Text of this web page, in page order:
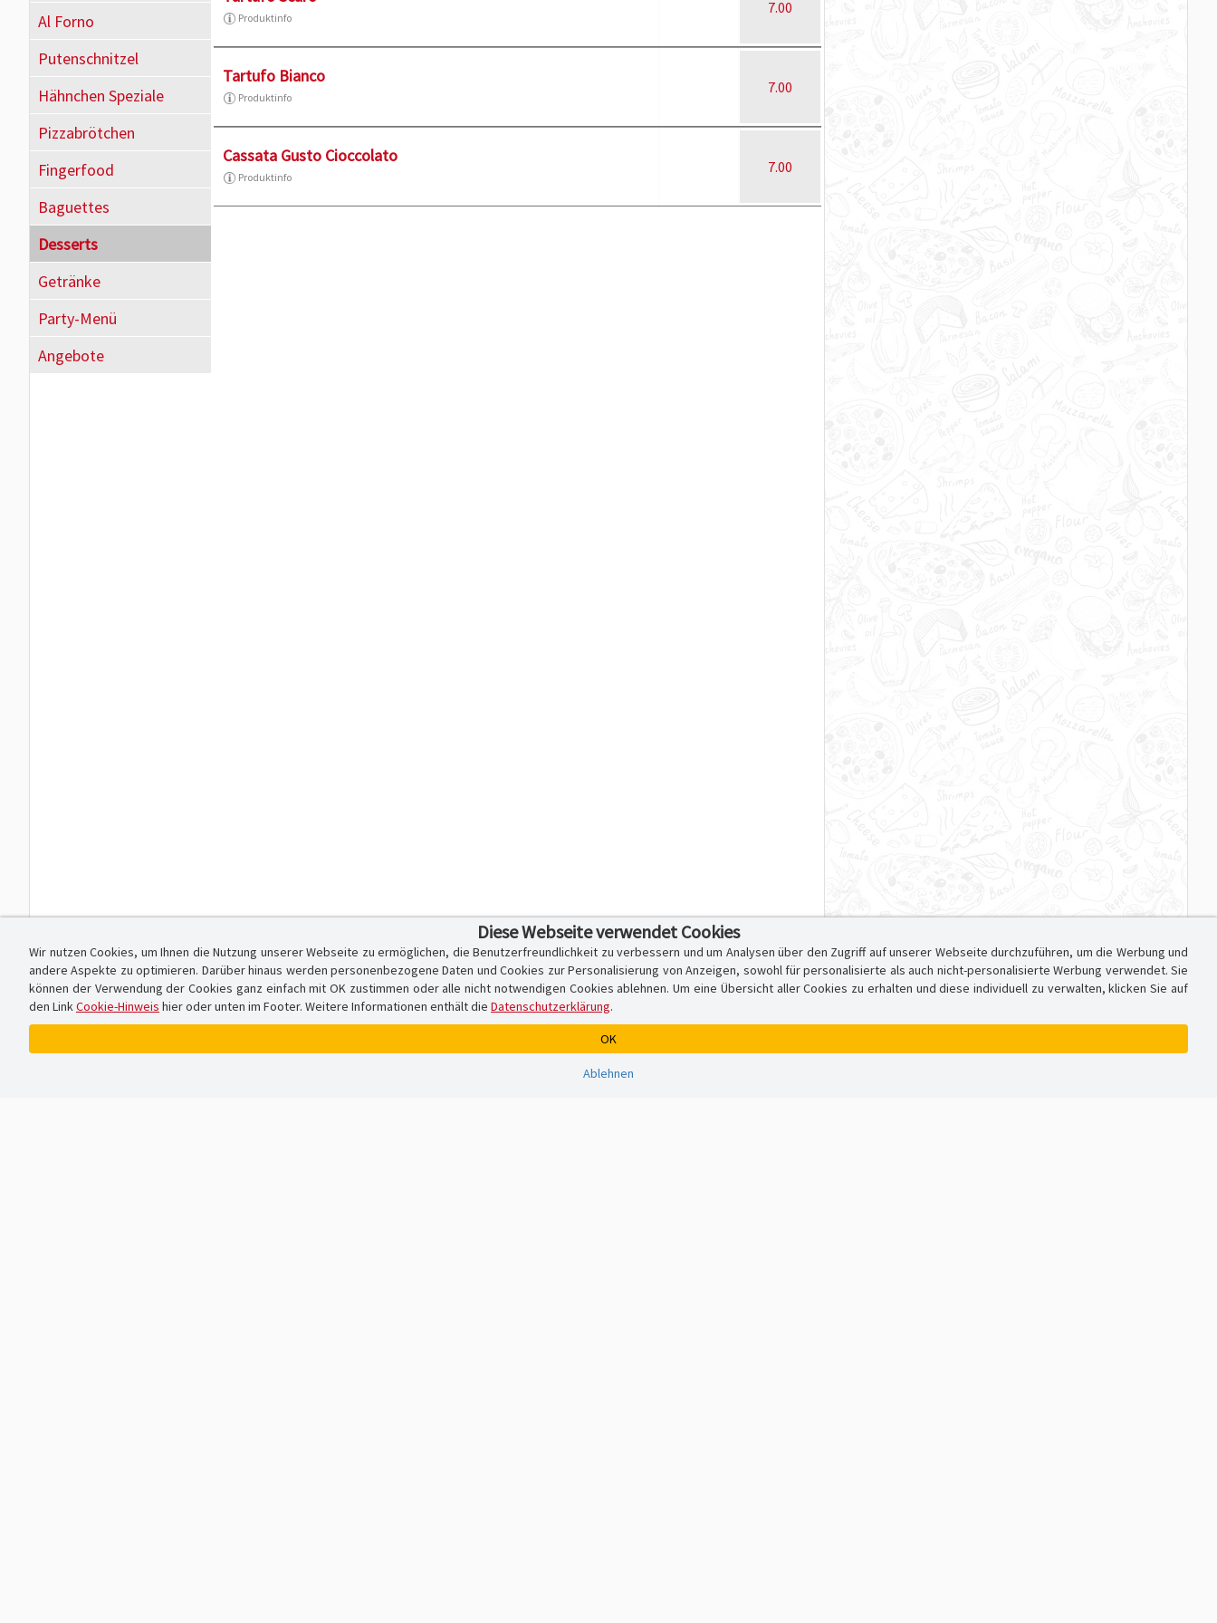
Al Forno
Putenschnitzel
Hähnchen Speziale
Pizzabrötchen
Fingerfood
Baguettes
Desserts
Getränke
Party-Menü
Angebote
Produktinfo
7.00
Tartufo Bianco
Produktinfo
7.00
Cassata Gusto Cioccolato
Produktinfo
7.00
Diese Webseite verwendet Cookies
Wir nutzen Cookies, um Ihnen die Nutzung unserer Webseite zu ermöglichen, die Benutzerfreundlichkeit zu verbessern und um Analysen über den Zugriff auf unserer Webseite durchzuführen, um die Werbung und
andere Aspekte zu optimieren. Darüber hinaus werden personenbezogene Daten und Cookies zur Personalisierung von Anzeigen, sowohl für personalisierte als auch nicht-personalisierte Werbung verwendet. Sie
können der Verwendung der Cookies ganz einfach mit OK zustimmen oder alle nicht notwendigen Cookies ablehnen. Um eine Übersicht aller Cookies zu erhalten und diese individuell zu verwalten, klicken Sie auf
den LinkCookie-Hinweis hier oder unten im Footer. Weitere Informationen enthält die Datenschutzerklärung.
OK
Ablehnen